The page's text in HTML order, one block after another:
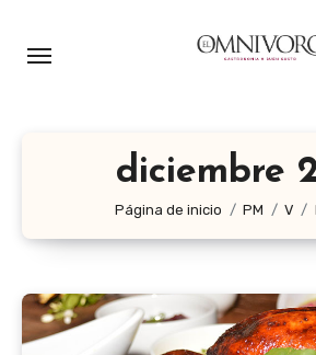
diciembre
Página de inicio PM V